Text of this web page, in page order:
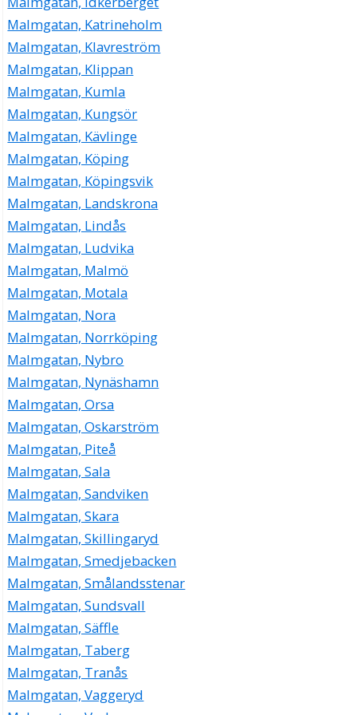
Malmgatan, Katrineholm
Malmgatan, Klavreström
Malmgatan, Klippan
Malmgatan, Kumla
Malmgatan, Kungsör
Malmgatan, Kävlinge
Malmgatan, Köping
Malmgatan, Köpingsvik
Malmgatan, Landskrona
Malmgatan, Lindås
Malmgatan, Ludvika
Malmgatan, Malmö
Malmgatan, Motala
Malmgatan, Nora
Malmgatan, Norrköping
Malmgatan, Nybro
Malmgatan, Nynäshamn
Malmgatan, Orsa
Malmgatan, Oskarström
Malmgatan, Piteå
Malmgatan, Sala
Malmgatan, Sandviken
Malmgatan, Skara
Malmgatan, Skillingaryd
Malmgatan, Smedjebacken
Malmgatan, Smålandsstenar
Malmgatan, Sundsvall
Malmgatan, Säffle
Malmgatan, Taberg
Malmgatan, Tranås
Malmgatan, Vaggeryd